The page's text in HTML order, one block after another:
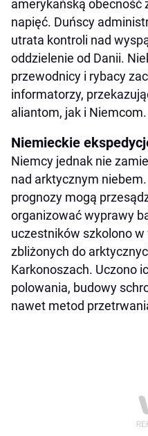
amerykańską obecność
napięć. Duńscy
utrata kontroli nad
oddzielenie od Danii.
przewodnicy i rybacy
informatorzy,
aliantom, jak i Niemcom.
Niemieckie
Niemcy jednak nie
nad arktycznym
prognozy mogą
organizować wyprawy
uczestników szkolono
zbliżonych do
Karkonoszach. Uczono
polowania, budowy
nawet metod